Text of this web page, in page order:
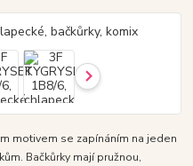
motivem se zapínáním na jeden
Bačkůrky mají pružnou,